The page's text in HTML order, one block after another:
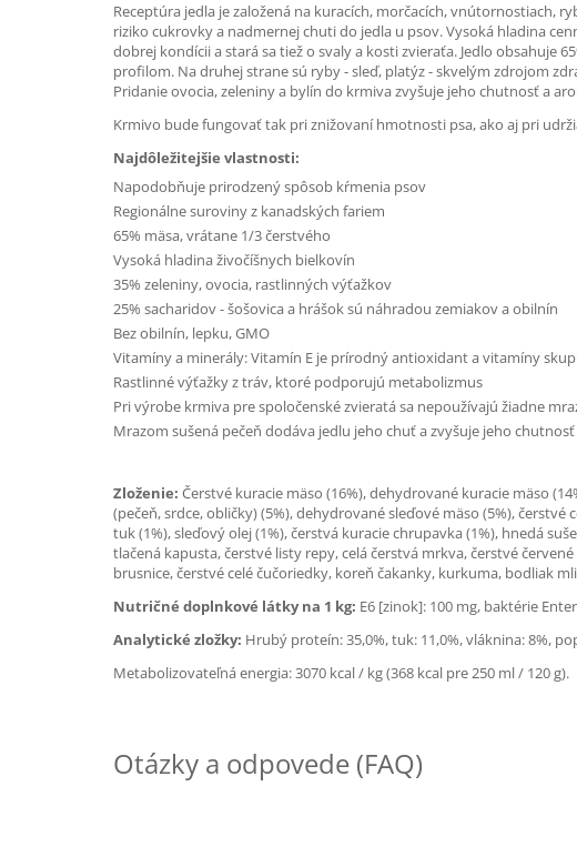
Receptúra jedla je založená na kuracích, morčacích, vnútornostiach,
riziko cukrovky a nadmernej chuti do jedla u psov. Vysoká hladina
dobrej kondícii a stará sa tiež o svaly a kosti zvieraťa. Jedlo obsahuje
profilom. Na druhej strane sú ryby - sleď, platýz - skvelým zdrojom
Pridanie ovocia, zeleniny a bylín do krmiva zvyšuje jeho chutnosť a
Krmivo bude fungovať tak pri znižovaní hmotnosti psa, ako aj pri
Najdôležitejšie vlastnosti:
Napodobňuje prirodzený spôsob kŕmenia psov
Regionálne suroviny z kanadských fariem
65% mäsa, vrátane 1/3 čerstvého
Vysoká hladina živočíšnych bielkovín
35% zeleniny, ovocia, rastlinných výťažkov
25% sacharidov - šošovica a hrášok sú náhradou zemiakov a obilnín
Bez obilnín, lepku, GMO
Vitamíny a minerály: Vitamín E je prírodný antioxidant a vitamíny
Rastlinné výťažky z tráv, ktoré podporujú metabolizmus
Pri výrobe krmiva pre spoločenské zvieratá sa nepoužívajú žiadne
Mrazom sušená pečeň dodáva jedlu jeho chuť a zvyšuje jeho chutnosť
Zloženie: Čerstvé kuracie mäso (16%), dehydrované kuracie mäso
(pečeň, srdce, obličky) (5%), dehydrované sleďové mäso (5%), čerstvé
tuk (1%), sleďový olej (1%), čerstvá kuracie chrupavka (1%), hnedá
tlačená kapusta, čerstvé listy repy, celá čerstvá mrkva, čerstvé
brusnice, čerstvé celé čučoriedky, koreň čakanky, kurkuma, bodliak
Nutričné doplnkové látky na 1 kg: E6 [zinok]: 100 mg, baktérie
Analytické zložky: Hrubý proteín: 35,0%, tuk: 11,0%, vláknina: 8%,
Metabolizovateľná energia: 3070 kcal / kg (368 kcal pre 250 ml / 120 g).
Otázky a odpovede (FAQ)